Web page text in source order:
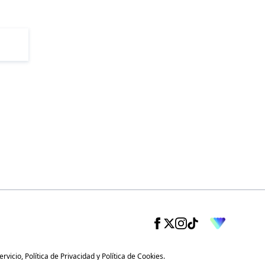
, Política de Privacidady Política de Cookies.